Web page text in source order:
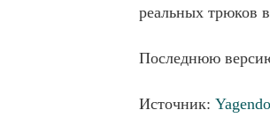
реальных трюков
Последнюю
Источник: